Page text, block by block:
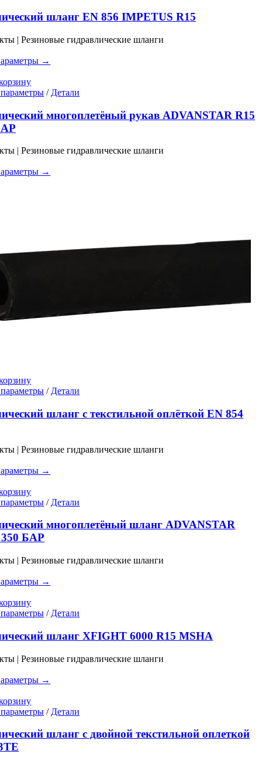
имеет
несколько
Опции
выбрать
странице
товара.
шланг EN 856 IMPETUS R15
| Резиновые гидравлические шланги
→
Этот
имеет
несколько
можно
на
/ Детали
многоплетёный рукав ADVANSTAR R15
| Резиновые гидравлические шланги
→
Этот
имеет
несколько
можно
на
/ Детали
шланг с текстильной оплёткой EN 854
| Резиновые гидравлические шланги
→
Этот
имеет
можно
на
/ Детали
многоплетёный шланг ADVANSTAR
БАР
| Резиновые гидравлические шланги
→
Этот
имеет
несколько
Опции
выбрать
странице
товара.
/ Детали
шланг XFIGHT 6000 R15 MSHA
| Резиновые гидравлические шланги
→
Этот
имеет
/ Детали
шланг с двойной текстильной оплеткой